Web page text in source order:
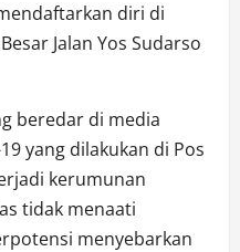
diri di
Jalan Yos Sudarso
beredar di media
yang dilakukan di Pos
kerumunan
tidak menaati
menyebarkan